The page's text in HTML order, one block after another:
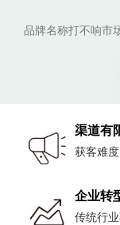
品牌名称打不响市
渠道有
获客难
企业转
传统行